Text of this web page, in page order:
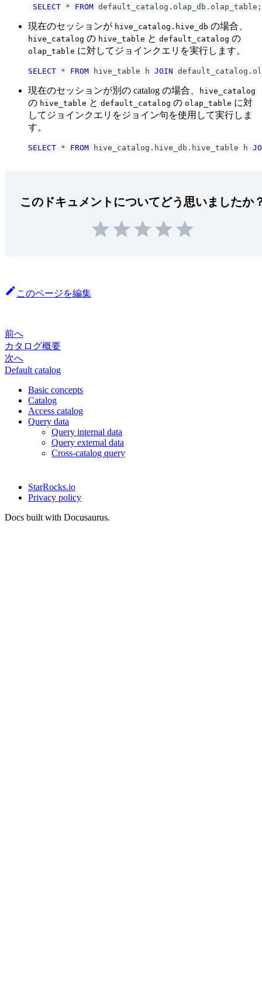
SELECT * FROM default_catalog . olap_db . olap_table ;
現在のセッションが hive_catalog.hive_db の場合、
hive_catalog の hive_table と default_catalog の
olap_table に対してジョインクエリを実行します。
SELECT * FROM hive_table h JOIN default_catalog .
現在のセッションが別の catalog の場合、 hive_catalog
の hive_table と default_catalog の olap_table に対
してジョインクエリをジョイン句を使用して実行しま
す。
SELECT * FROM hive_catalog . hive_db . hive_table h
このドキュメントについてどう思いましたか
このページを編集
前へ
カタログ概要
次へ
Default catalog
Basic concepts
Catalog
Access catalog
Query data
Query internal data
Query external data
Cross-catalog query
StarRocks.io
Privacy policy
Docs built with Docusaurus.